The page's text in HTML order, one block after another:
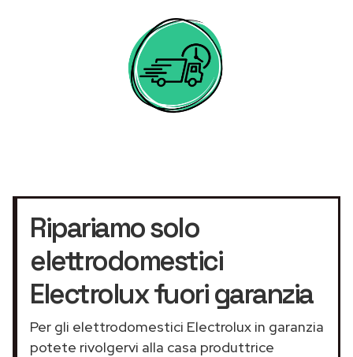
Ripariamo solo
elettrodomestici
Electrolux fuori garanzia
Per gli elettrodomestici Electrolux in garanzia
potete rivolgervi alla casa produttrice